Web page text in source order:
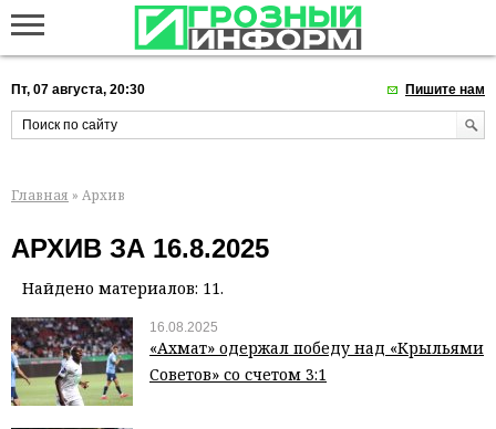
Пт, 07 августа, 20:30 Пишите нам
Главная » Архив
АРХИВ ЗА 16.8.2025
Найдено материалов: 11.
16.08.2025
«Ахмат» одержал победу над «Крыльями
Советов» со счетом 3:1